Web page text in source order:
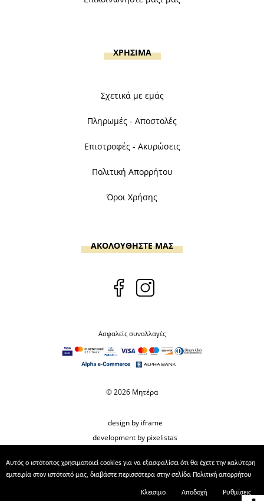
ΧΡΗΣΙΜΑ
Σχετικά με εμάς
Πληρωμές - Αποστολές
Επιστροφές - Ακυρώσεις
Πολιτική Απορρήτου
Όροι Χρήσης
ΑΚΟΛΟΥΘΗΣΤΕ ΜΑΣ
Ασφαλείς συναλλαγές
© 2026 Μητέρα
design by iframe
development by pixelistas
Αυτός ο ιστότοπος χρησιμοποιεί cookies για να εξασφαλίσει ότι θα έχετε την καλύτερη
εμπειρία στον ιστότοπό μας, διαβάστε περισσότερα στην σελίδα Πολιτική απορρήτου
Κλεισιμο Αποδοχή Ρυθμίσεις